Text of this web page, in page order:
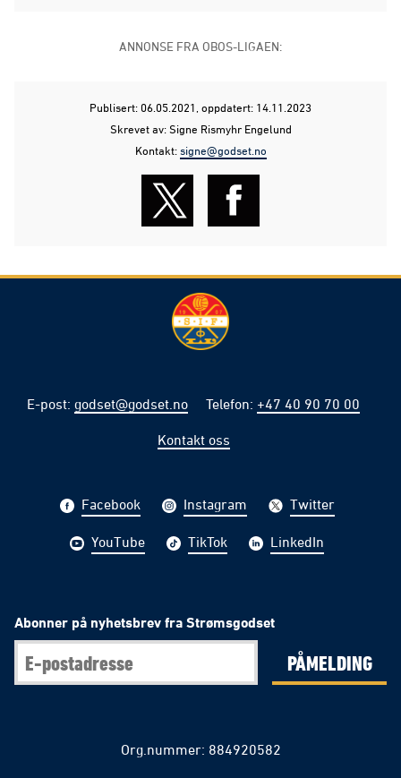
ANNONSE FRA OBOS-LIGAEN:
Publisert: 06.05.2021 , oppdatert: 14.11.2023
Skrevet av: Signe Rismyhr Engelund
Kontakt:signe@godset.no
E-post: godset@godset.no Telefon: +47 40 90 70 00
Kontakt oss
Facebook Instagram Twitter
YouTube TikTok LinkedIn
Abonner på nyhetsbrev fra Strømsgodset
PÅMELDING
Org.nummer: 884920582